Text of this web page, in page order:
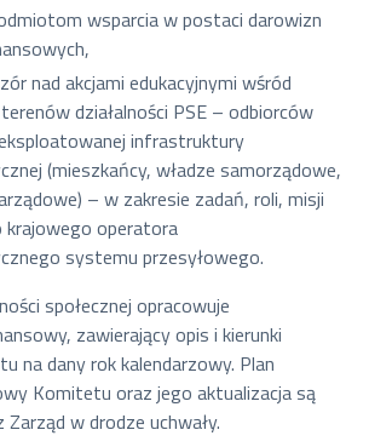
wsparcia w postaci darowizn
nad akcjami edukacyjnymi wśród
działalności PSE – odbiorców
infrastruktury
(mieszkańcy, władze samorządowe,
– w zakresie zadań, roli, misji
krajowego operatora
systemu przesyłowego.
społecznej opracowuje
zawierający opis i kierunki
na dany rok kalendarzowy. Plan
Komitetu oraz jego aktualizacja są
w drodze uchwały.